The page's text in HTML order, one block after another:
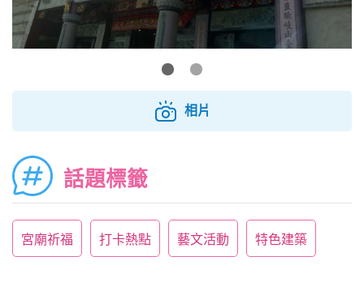
相片
話題標籤
宮廟祈福 打卡熱點 藝文活動 特色建築